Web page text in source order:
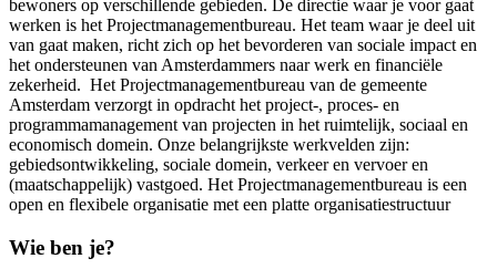
bewoners op verschillende gebieden. De directie waar je voor gaat
werken is het Projectmanagementbureau. Het team waar je deel uit
van gaat maken, richt zich op het bevorderen van sociale impact en
het ondersteunen van Amsterdammers naar werk en financiële
zekerheid. Het Projectmanagementbureau van de gemeente
Amsterdam verzorgt in opdracht het project-, proces- en
programmamanagement van projecten in het ruimtelijk, sociaal en
economisch domein. Onze belangrijkste werkvelden zijn:
gebiedsontwikkeling, sociale domein, verkeer en vervoer en
(maatschappelijk) vastgoed. Het Projectmanagementbureau is een
open en flexibele organisatie met een platte organisatiestructuur
Wie ben je?